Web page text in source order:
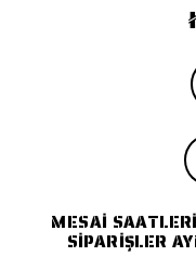
MESAİ
SİPARİŞLER